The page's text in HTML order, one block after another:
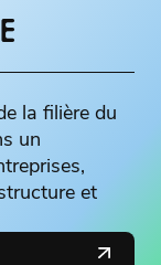
la filière du
un
et